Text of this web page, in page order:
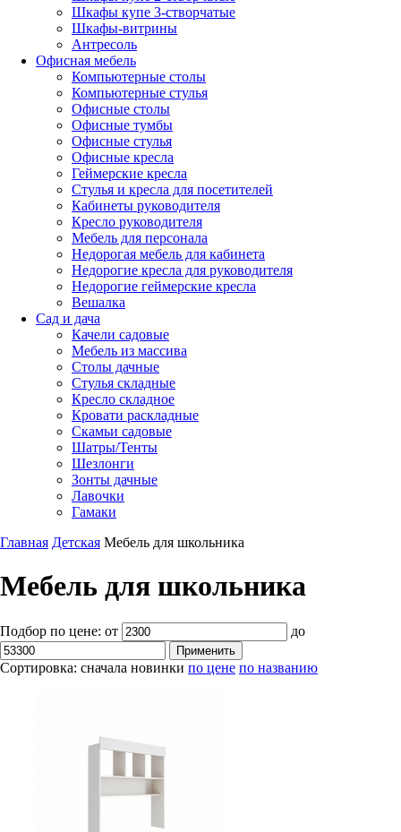
Шкафы купе 3-створчатые
Шкафы-витрины
Антресоль
Офисная мебель
Компьютерные столы
Компьютерные стулья
Офисные столы
Офисные тумбы
Офисные стулья
Офисные кресла
Геймерские кресла
Стулья и кресла для посетителей
Кабинеты руководителя
Кресло руководителя
Мебель для персонала
Недорогая мебель для кабинета
Недорогие кресла для руководителя
Недорогие геймерские кресла
Вешалка
Сад и дача
Качели садовые
Мебель из массива
Столы дачные
Стулья складные
Кресло складное
Кровати раскладные
Скамьи садовые
Шатры/Тенты
Шезлонги
Зонты дачные
Лавочки
Гамаки
Главная Детская Мебель для школьника
Мебель для школьника
Подбор по цене: от до
Сортировка: сначала новинки по цене по названию